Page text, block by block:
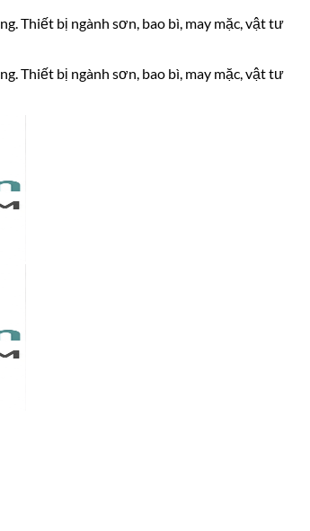
Thiết bị ngành sơn, bao bì, may mặc, vật tư
Thiết bị ngành sơn, bao bì, may mặc, vật tư